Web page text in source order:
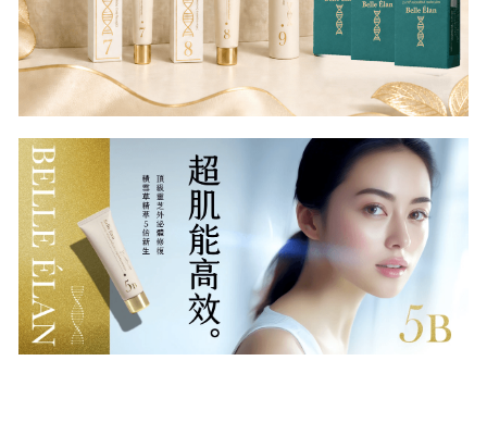
健康守護
欣漾月曆
善的循環
獲獎肯定